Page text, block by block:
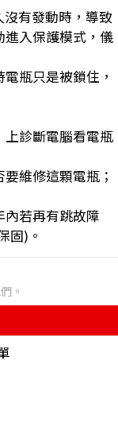
有發動時，導致
入保護模式，儀
瓶只是被鎖住，
診斷電腦看電瓶
維修這顆電瓶；
若再有跳故障
固)。
。